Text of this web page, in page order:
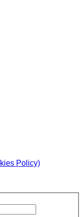
Policy)